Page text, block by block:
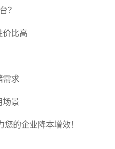
？
价比高
需求
场景
的企业降本增效！